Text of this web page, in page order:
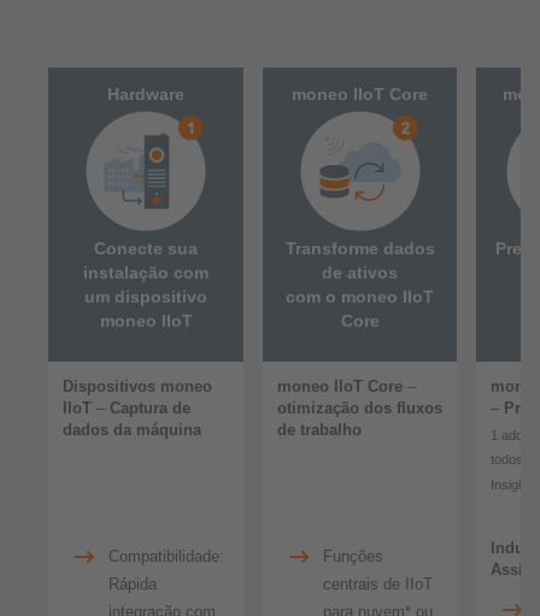
Hardware
Conecte sua
instalação com
um dispositivo
moneo IIoT
moneo IIoT Core
Transforme dados
de ativos
com o moneo IIoT
Core
Dispositivos moneo
IIoT – Captura de
dados da máquina
moneo IIoT Core –
otimização dos fluxos
de trabalho
–
1 add-
todos
Insights
Compatibilidade:
Rápida
integração com
Funções
centrais de IIoT
para nuvem* ou